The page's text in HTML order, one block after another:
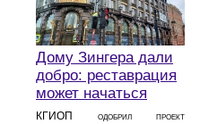
Дому Зингера дали
добро: реставрация
может начаться
КГИОП одобрил проект